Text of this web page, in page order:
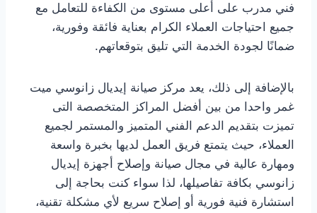
فني مدرب على أعلى مستوى من الكفاءة للتعامل مع
جميع احتياجات العملاء الكرام بعناية فائقة وفورية،
ضمانًا لجودة الخدمة التي تليق بتوقعاتهم.
بالإضافة إلى ذلك، يعد مركز صيانة إيديال زانوسي ميت
غمر واحدا من بين أفضل المراكز المتخصصة التى
تميزت بتقديم الدعم الفني المتميز والمستمر لجميع
العملاء، حيث يتمتع فريق العمل لديها بخبرة واسعة
ومهارة عالية في مجال صيانة وإصلاح أجهزة إيديال
زانوسي بكافة تفاصيلها، لذا سواء كنت بحاجة إلى
استشارة فنية فورية أو إصلاح سريع لأي مشكلة تقنية،